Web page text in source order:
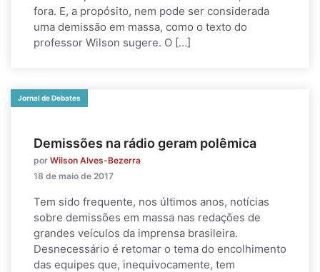
fora. E, a propósito, nem pode ser considerada
uma demissão em massa, como o texto do
professor Wilson sugere. O […]
Jornal de Debates
Demissões na rádio geram polêmica
por Wilson Alves-Bezerra
18 de maio de 2017
Tem sido frequente, nos últimos anos, notícias
sobre demissões em massa nas redações de
grandes veículos da imprensa brasileira.
Desnecessário é retomar o tema do encolhimento
das equipes que, inequivocamente, tem